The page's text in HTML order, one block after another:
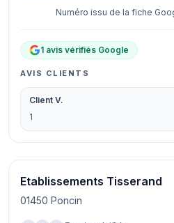
Numéro issu de la fiche
1 avis vérifiés Google
AVIS CLIENTS
Client V.
1
Etablissements Tisserand
01450 Poncin